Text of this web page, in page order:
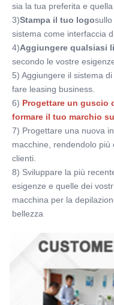
sia la tua preferita e quella
3)Stampa il tuo logo
sistema come interfaccia
4)Aggiungere qualsiasi
secondo le vostre
5) Aggiungere il sistema
fare leasing business.
6) Progettare un guscio
formare il tuo marchio
7) Progettare una nuova
macchine, rendendolo
clienti.
8) Sviluppare la più
esigenze e quelle dei
macchina per la
bellezza